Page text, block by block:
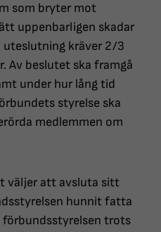
som bryter mot
uppenbarligen skadar
uteslutning kräver 2/3
Av beslutet ska framgå
under hur lång tid
styrelse ska
medlemmen om
väljer att avsluta sitt
hunnit fatta
trots